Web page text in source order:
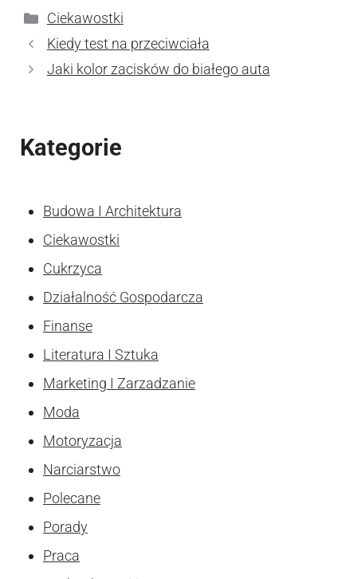
Kategorie
Ciekawostki
Kiedy test na przeciwciała
Jaki kolor zacisków do białego auta
Kategorie
Budowa I Architektura
Ciekawostki
Cukrzyca
Działalność Gospodarcza
Finanse
Literatura I Sztuka
Marketing I Zarzadzanie
Moda
Motoryzacja
Narciarstwo
Polecane
Porady
Praca